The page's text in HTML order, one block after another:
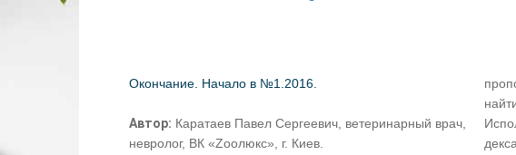
Окончание. Начало в №1.2016.
Автор: Каратаев Павел Сергеевич, ветеринарный врач,
невролог, ВК «Zоолюкс», г. Киев.